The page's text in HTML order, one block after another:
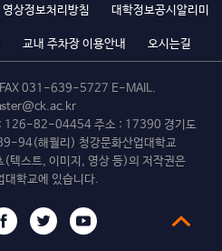
영상정보처리방침 대학정보공시알리미
교내 주차장 이용안내 오시는길
FAX 031-639-5727 E-MAIL.
: 126-82-04454 주소 : 17390 경기도
94(해월리) 청강문화산업대학교
(텍스트, 이미지, 영상 등)의 저작권은
대학교에 있습니다.